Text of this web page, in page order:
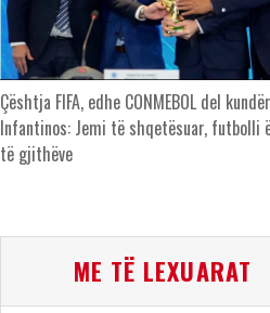
Çështja FIFA, edhe CONMEBOL del kundër
Infantinos: Jemi të shqetësuar, futbolli
të gjithëve
ME TË LEXUARAT